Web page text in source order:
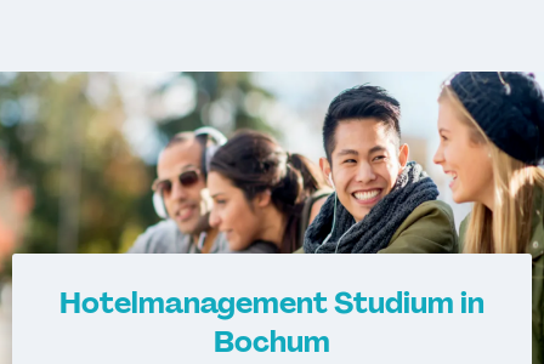
Hotelmanagement Studium in
Bochum